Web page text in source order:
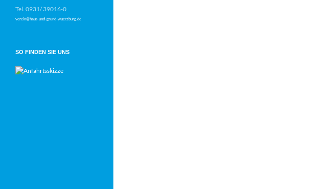
Tel. 0931/ 39016-0
verein@haus-und-grund-wuerzburg.de
SO FINDEN SIE UNS